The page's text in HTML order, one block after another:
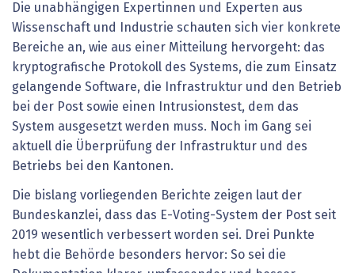
Die unabhängigen Expertinnen und Experten aus
Wissenschaft und Industrie schauten sich vier konkrete
Bereiche an, wie aus einer Mitteilung hervorgeht: das
kryptografische Protokoll des Systems, die zum Einsatz
gelangende Software, die Infrastruktur und den Betrieb
bei der Post sowie einen Intrusionstest, dem das
System ausgesetzt werden muss. Noch im Gang sei
aktuell die Überprüfung der Infrastruktur und des
Betriebs bei den Kantonen.
Die bislang vorliegenden Berichte zeigen laut der
Bundeskanzlei, dass das E-Voting-System der Post seit
2019 wesentlich verbessert worden sei. Drei Punkte
hebt die Behörde besonders hervor: So sei die